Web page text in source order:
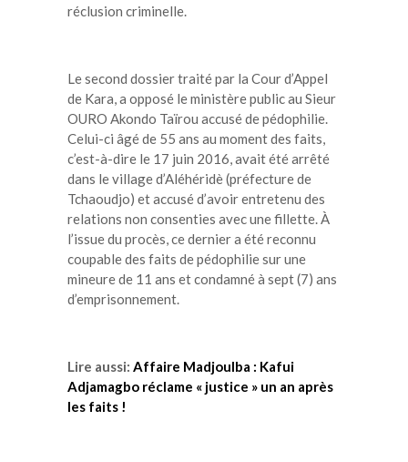
réclusion criminelle.
Le second dossier traité par la Cour d’Appel
de Kara, a opposé le ministère public au Sieur
OURO Akondo Taïrou accusé de pédophilie.
Celui-ci âgé de 55 ans au moment des faits,
c’est-à-dire le 17 juin 2016, avait été arrêté
dans le village d’Aléhéridè (préfecture de
Tchaoudjo) et accusé d’avoir entretenu des
relations non consenties avec une fillette. À
l’issue du procès, ce dernier a été reconnu
coupable des faits de pédophilie sur une
mineure de 11 ans et condamné à sept (7) ans
d’emprisonnement.
Lire aussi: Affaire Madjoulba : Kafui
Adjamagbo réclame « justice » un an après
les faits !